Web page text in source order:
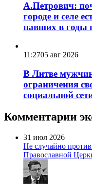
А.Петрович:
городе и селе
павших в годы
11:2705 авг 2026
В Литве
ограничения
социальной
Комментарии
31 июл 2026
Не случайно
Православной